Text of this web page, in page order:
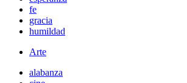
fe
gracia
humildad
Arte
alabanza